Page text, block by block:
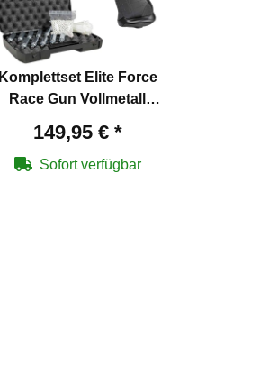
Komplettset Elite Force
Race Gun Vollmetall
Kaliber 6 mm BB
Blowback (P18) +
149,95 € *
Sofort verfügbar